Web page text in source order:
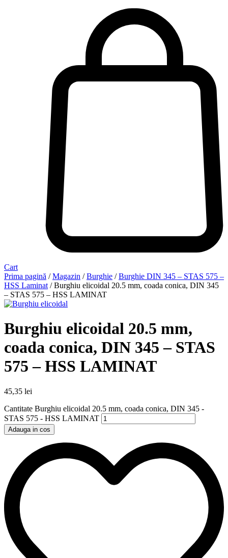
Cart
Prima pagină /Magazin /Burghie /Burghie DIN 345 – STAS 575 –
HSS Laminat / Burghiu elicoidal 20.5 mm, coada conica, DIN 345
– STAS 575 – HSS LAMINAT
Burghiu elicoidal 20.5 mm,
coada conica, DIN 345 – STAS
575 – HSS LAMINAT
45,35 lei
Cantitate Burghiu elicoidal 20.5 mm, coada conica, DIN 345 -
STAS 575 - HSS LAMINAT
Adauga in cos